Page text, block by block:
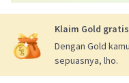
= hargatelevisi
televisi)
= 3.000.000/
= 3.000.000/80%
Klaim Gold
Dengan Gold
sepuasnya, lho.